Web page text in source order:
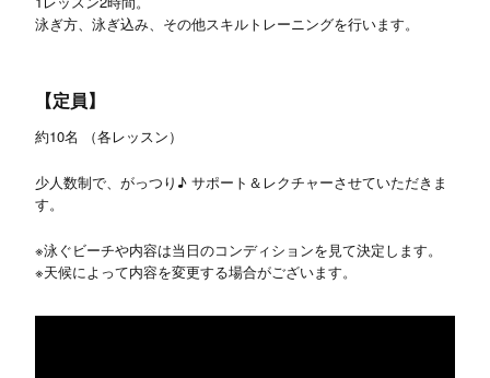
泳ぎ方、泳ぎ込み、その他スキルトレーニングを行います。
【定員】
約10名 （各レッスン）
少人数制で、がっつり♪ サポート＆レクチャーさせていただきま
す。
※泳ぐビーチや内容は当日のコンディションを見て決定します。
※天候によって内容を変更する場合がございます。